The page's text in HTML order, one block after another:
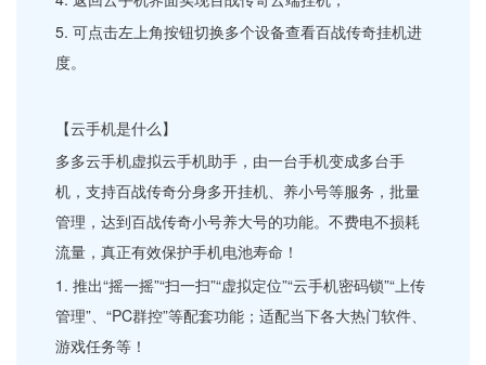
5. 可点击左上角按钮切换多个设备查看百战传奇挂机进
度。
【云手机是什么】
多多云手机虚拟云手机助手，由一台手机变成多台手
机，支持百战传奇分身多开挂机、养小号等服务，批量
管理，达到百战传奇小号养大号的功能。不费电不损耗
流量，真正有效保护手机电池寿命！
1. 推出“摇一摇”“扫一扫”“虚拟定位”“云手机密码锁”“上传
管理”、“PC群控”等配套功能；适配当下各大热门软件、
游戏任务等！